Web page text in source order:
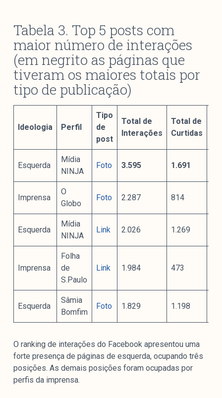
Tabela 3. Top 5 posts com
maior número de interações
(em negrito as páginas que
tiveram os maiores totais por
tipo de publicação)
Ideologia Perfil
Tipo
de
post
Total de
Interações
Total de
Curtidas
Esquerda
Mídia
NINJA
Foto 3.595 1.691
Imprensa
O
Globo
Foto 2.287 814
Esquerda
Mídia
NINJA
Link 2.026 1.269
Imprensa
Folha
de
S.Paulo
Link 1.984 473
Esquerda
Sâmia
Bomfim
Foto 1.829 1.198
O ranking de interações do Facebook apresentou uma
forte presença de páginas de esquerda, ocupando três
posições. As demais posições foram ocupadas por
perfis da imprensa.